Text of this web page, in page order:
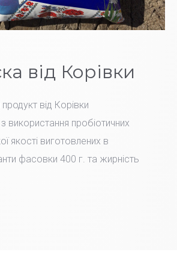
від Корівки
від Корівки
використання пробіотичних
якості виготовлених в
фасовки 400 г. та жирність